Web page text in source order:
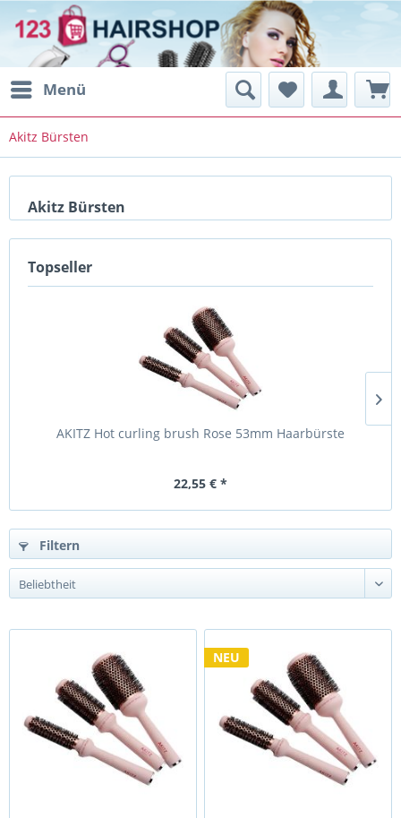
Menü
Akitz Bürsten
Akitz Bürsten
Topseller
AKITZ Hot curling brush Rose 53mm Haarbürste
22,55 € *
Filtern
NEU